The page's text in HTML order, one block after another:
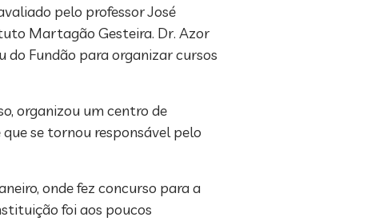
pelo professor José
Martagão Gesteira. Dr. Azor
do Fundão para organizar cursos
organizou um centro de
se tornou responsável pelo
onde fez concurso para a
foi aos poucos